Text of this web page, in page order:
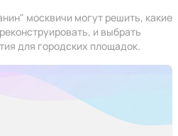
москвичи могут решить, какие
и выбрать
для городских площадок.